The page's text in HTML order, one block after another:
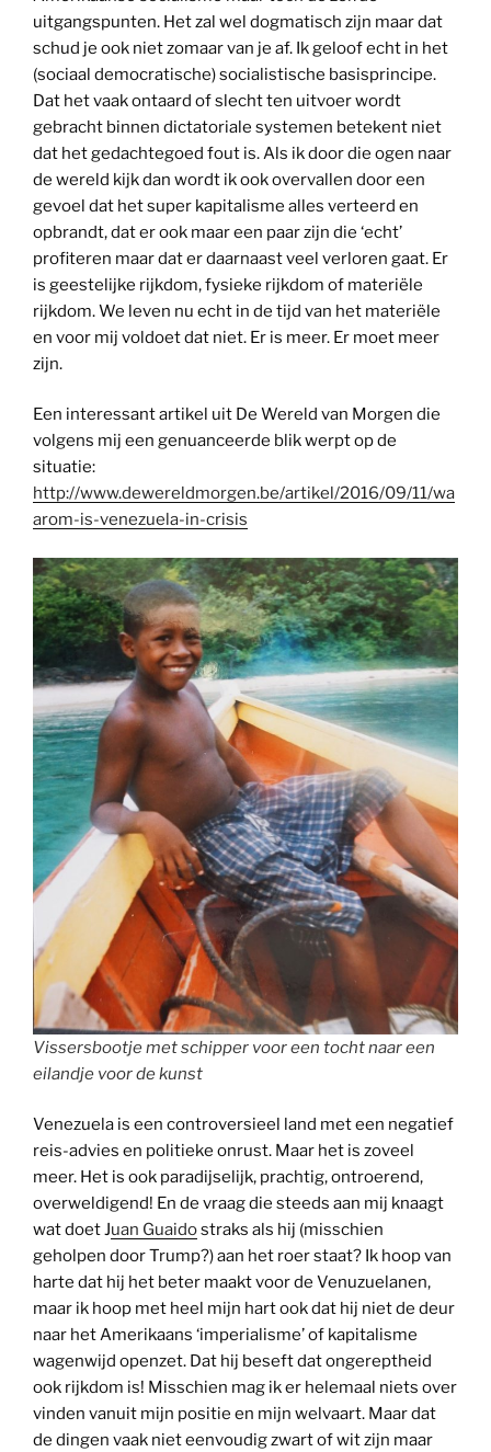
uitgangspunten. Het zal wel dogmatisch zijn maar dat
schud je ook niet zomaar van je af. Ik geloof echt in het
(sociaal democratische) socialistische basisprincipe.
Dat het vaak ontaard of slecht ten uitvoer wordt
gebracht binnen dictatoriale systemen betekent niet
dat het gedachtegoed fout is. Als ik door die ogen naar
de wereld kijk dan wordt ik ook overvallen door een
gevoel dat het super kapitalisme alles verteerd en
opbrandt, dat er ook maar een paar zijn die ‘echt’
profiteren maar dat er daarnaast veel verloren gaat. Er
is geestelijke rijkdom, fysieke rijkdom of materiële
rijkdom. We leven nu echt in de tijd van het materiële
en voor mij voldoet dat niet. Er is meer. Er moet meer
zijn.
Een interessant artikel uit De Wereld van Morgen die
volgens mij een genuanceerde blik werpt op de
situatie:
http://www.dewereldmorgen.be/artikel/2016/09/11/wa
arom-is-venezuela-in-crisis
Vissersbootje met schipper voor een tocht naar een
eilandje voor de kunst
Venezuela is een controversieel land met een negatief
reis-advies en politieke onrust. Maar het is zoveel
meer. Het is ook paradijselijk, prachtig, ontroerend,
overweldigend! En de vraag die steeds aan mij knaagt
wat doet Juan Guaidostraks als hij (misschien
geholpen door Trump?) aan het roer staat? Ik hoop van
harte dat hij het beter maakt voor de Venuzuelanen,
maar ik hoop met heel mijn hart ook dat hij niet de deur
naar het Amerikaans ‘imperialisme’ of kapitalisme
wagenwijd openzet. Dat hij beseft dat ongereptheid
ook rijkdom is! Misschien mag ik er helemaal niets over
vinden vanuit mijn positie en mijn welvaart. Maar dat
de dingen vaak niet eenvoudig zwart of wit zijn maar